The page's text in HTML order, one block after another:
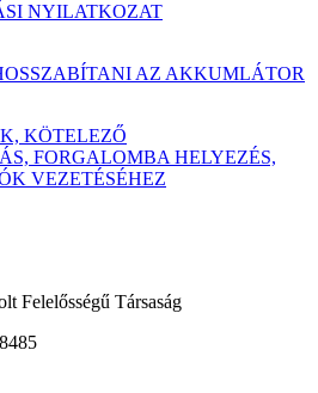
NYILATKOZAT
AZ AKKUMLÁTOR
KÖTELEZŐ
FORGALOMBA HELYEZÉS,
VEZETÉSÉHEZ
Felelősségű Társaság